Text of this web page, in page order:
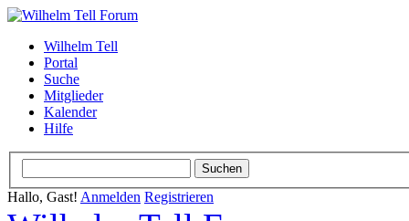
Wilhelm Tell
Portal
Suche
Mitglieder
Kalender
Hilfe
Hallo, Gast! Anmelden Registrieren